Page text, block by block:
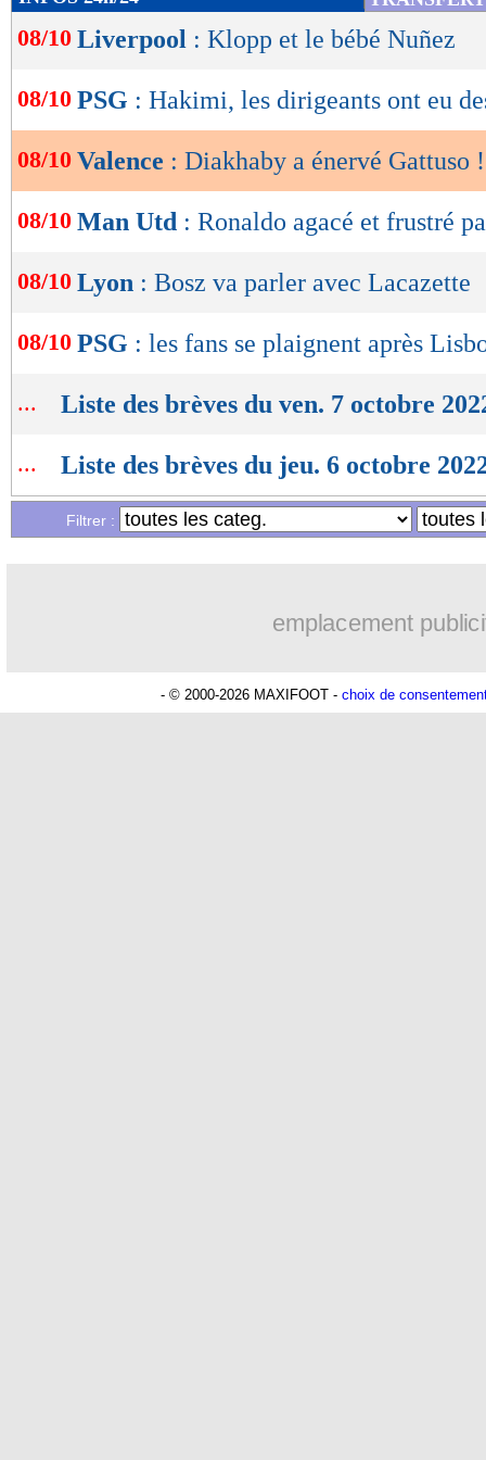
de
lecture
OK
08/10 Liverpool : Klopp et le bébé Nuñez
08/10 PSG : Hakimi, les dirigeants ont eu
08/10 Valence : Diakhaby a énervé Gattuso !
08/10 Man Utd : Ronaldo agacé et frustré
08/10 Lyon : Bosz va parler avec Lacazette
08/10 PSG : les fans se plaignent après
... Liste des brèves du ven. 7 octobre
... Liste des brèves du jeu. 6 octobre
Filtrer :
emplacement
- © 2000-2026 MAXIFOOT - choix de